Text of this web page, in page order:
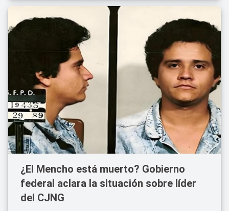
¿El Mencho está muerto? Gobierno
federal aclara la situación sobre líder
del CJNG